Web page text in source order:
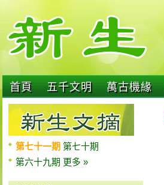
首頁 五千文明 萬古機緣
第七十一期 第七十期
第六十九期 更多 »